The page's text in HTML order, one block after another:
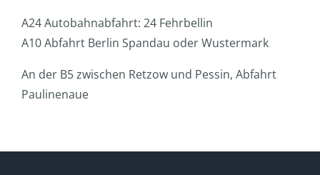
A24 Autobahnabfahrt: 24 Fehrbellin
A10 Abfahrt Berlin Spandau oder Wustermark
An der B5 zwischen Retzow und Pessin, Abfahrt
Paulinenaue